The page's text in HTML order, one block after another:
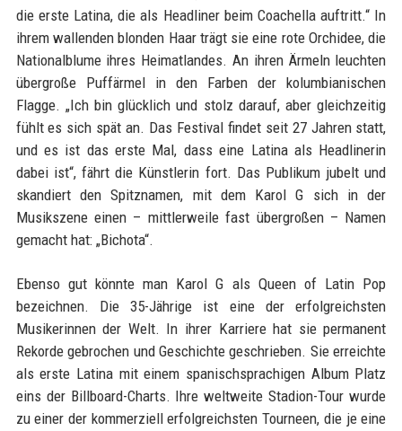
die erste Latina, die als Headliner beim Coachella auftritt.“ In
ihrem wallenden blonden Haar trägt sie eine rote Orchidee, die
Nationalblume ihres Heimatlandes. An ihren Ärmeln leuchten
übergroße Puffärmel in den Farben der kolumbianischen
Flagge. „Ich bin glücklich und stolz darauf, aber gleichzeitig
fühlt es sich spät an. Das Festival findet seit 27 Jahren statt,
und es ist das erste Mal, dass eine Latina als Headlinerin
dabei ist“, fährt die Künstlerin fort. Das Publikum jubelt und
skandiert den Spitznamen, mit dem Karol G sich in der
Musikszene einen – mittlerweile fast übergroßen – Namen
gemacht hat: „Bichota“.
Ebenso gut könnte man Karol G als Queen of Latin Pop
bezeichnen. Die 35-Jährige ist eine der erfolgreichsten
Musikerinnen der Welt. In ihrer Karriere hat sie permanent
Rekorde gebrochen und Geschichte geschrieben. Sie erreichte
als erste Latina mit einem spanischsprachigen Album Platz
eins der Billboard-Charts. Ihre weltweite Stadion-Tour wurde
zu einer der kommerziell erfolgreichsten Tourneen, die je eine